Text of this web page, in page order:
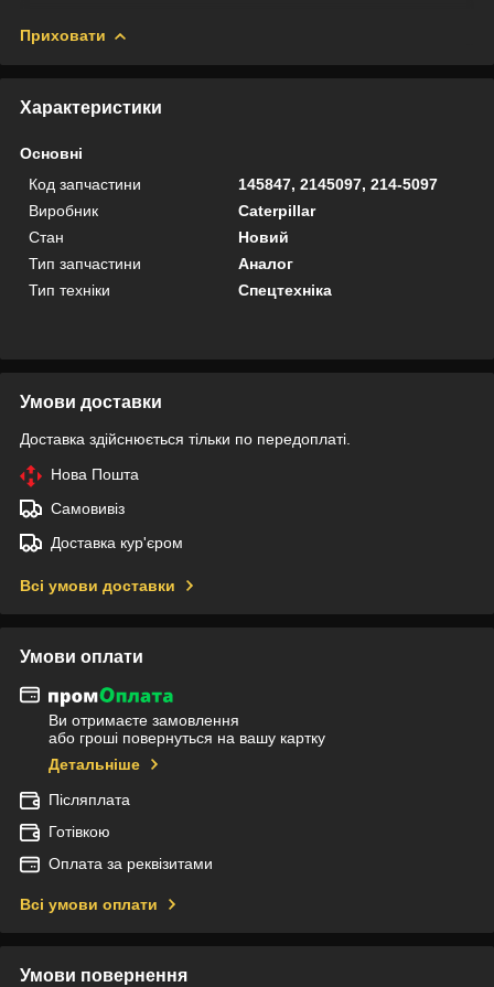
Приховати
Характеристики
Основні
Код запчастини
145847, 2145097, 214-5097
Виробник
Caterpillar
Стан
Новий
Тип запчастини
Аналог
Тип техніки
Спецтехніка
Умови доставки
Доставка здійснюється тільки по передоплаті.
Нова Пошта
Самовивіз
Доставка кур'єром
Всі умови доставки
Умови оплати
Ви отримаєте замовлення
або гроші повернуться на вашу картку
Детальніше
Післяплата
Готівкою
Оплата за реквізитами
Всі умови оплати
Умови повернення